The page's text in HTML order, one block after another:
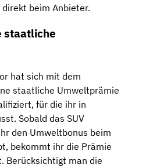
beim Anbieter.
staatliche
hat sich mit dem
staatliche Umweltprämie
für die ihr in
Sobald das SUV
den Umweltbonus beim
bekommt ihr die Prämie
Berücksichtigt man die